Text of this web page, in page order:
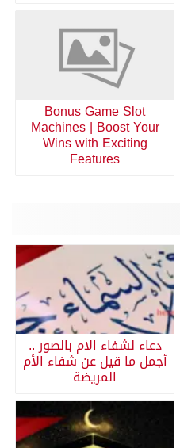
Bonus Game Slot
Machines | Boost Your
Wins with Exciting
Features
دعاء لشفاء الام بالصور ..
أجمل ما قيل عن شفاء الأم
المريضة